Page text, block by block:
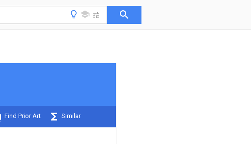
Find Prior Art Similar